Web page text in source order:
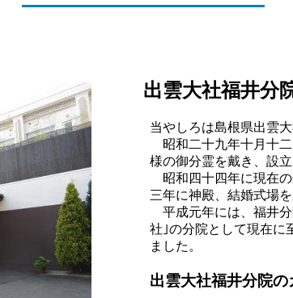
出雲大社福井分
当やしろは島根県出雲
昭和二十九年十月十
様の御分霊を戴き、設立
昭和四十四年に現在
三年に神殿、結婚式場
平成元年には、福井
社｣の分院として現在に
ました。
出雲大社福井分院の